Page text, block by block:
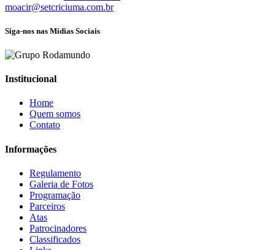
moacir@setcriciuma.com.br
Siga-nos nas Mídias Sociais
Institucional
Home
Quem somos
Contato
Informações
Regulamento
Galeria de Fotos
Programação
Parceiros
Atas
Patrocinadores
Classificados